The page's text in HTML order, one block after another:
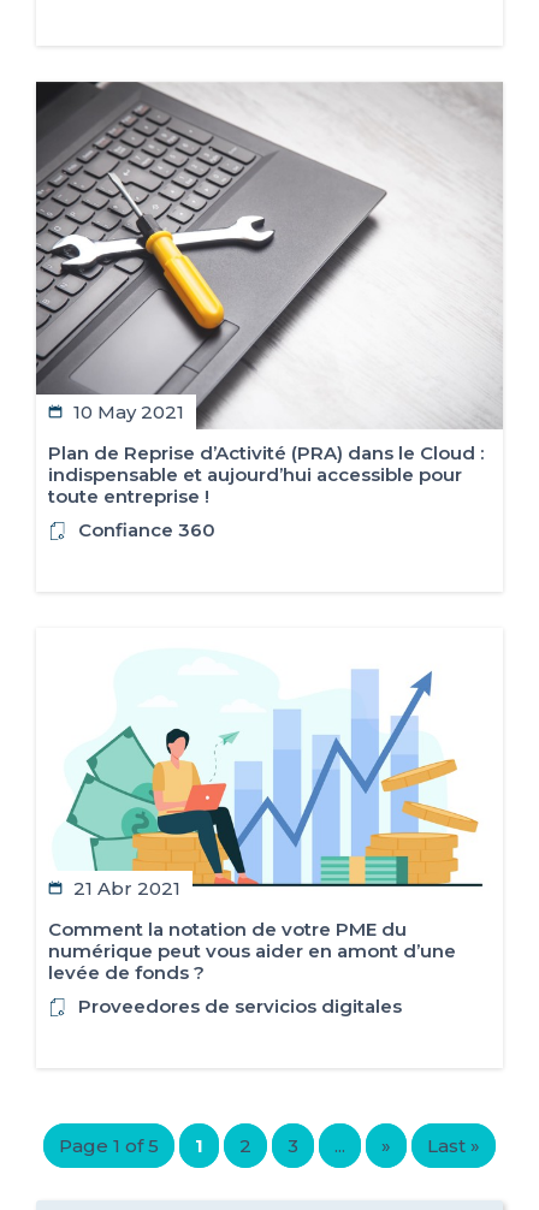
10 May 2021
Plan de Reprise d’Activité (PRA) dans le Cloud :
indispensable et aujourd’hui accessible pour
toute entreprise !
Confiance 360
21 Abr 2021
Comment la notation de votre PME du
numérique peut vous aider en amont d’une
levée de fonds ?
Proveedores de servicios digitales
Page 1 of 5 1 2 3 ... » Last »